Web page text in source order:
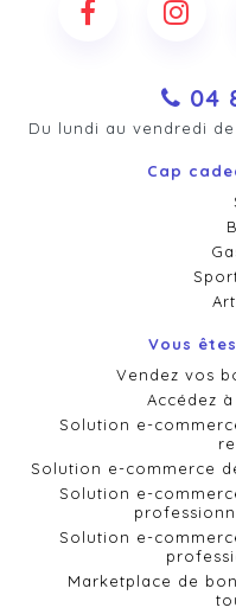
04
Du lundi au vendredi de
Cap
Vous
Vendez vos
Accédez
Solution e-
Solution e-commerce
Solution e-
Solution e-
Marketplace de